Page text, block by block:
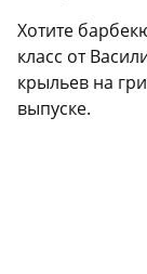
Хотите
класс от
крыльев на
выпуске.